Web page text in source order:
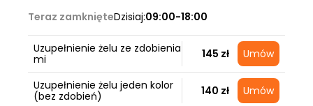
Teraz zamknięteDzisiaj:09:00-18:00
Uzupełnienie żelu ze zdobienia
mi
145 zł Umów
Uzupełnienie żelu jeden kolor
(bez zdobień)
140 zł Umów